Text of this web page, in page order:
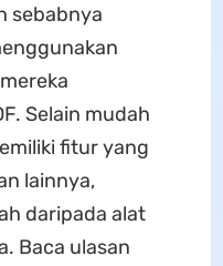
sebabnya
Selain mudah
fitur yang
lainnya,
daripada alat
Baca ulasan